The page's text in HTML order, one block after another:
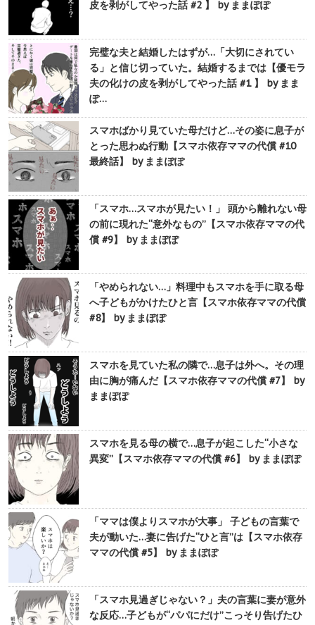
皮を剥がしてやった話 #2 】 by ままぽぽ
完璧な夫と結婚したはずが…「大切にされてい
る」と信じ切っていた。結婚するまでは【優モラ
夫の化けの皮を剥がしてやった話 #1 】 by まま
ぽ…
スマホばかり見ていた母だけど…その姿に息子が
とった思わぬ行動【スマホ依存ママの代償 #10
最終話】 by ままぽぽ
「スマホ…スマホが見たい！」 頭から離れない母
の前に現れた“意外なもの”【スマホ依存ママの代
償 #9】 by ままぽぽ
「やめられない…」料理中もスマホを手に取る母
へ子どもがかけたひと言【スマホ依存ママの代償
#8】 by ままぽぽ
スマホを見ていた私の隣で…息子は外へ。その理
由に胸が痛んだ【スマホ依存ママの代償 #7】 by
ままぽぽ
スマホを見る母の横で…息子が起こした“小さな
異変”【スマホ依存ママの代償 #6】 by ままぽぽ
「ママは僕よりスマホが大事」 子どもの言葉で
夫が動いた…妻に告げた“ひと言”は【スマホ依存
ママの代償 #5】 by ままぽぽ
「スマホ見過ぎじゃない？」夫の言葉に妻が意外
な反応…子どもが“パパにだけ”こっそり告げたひ